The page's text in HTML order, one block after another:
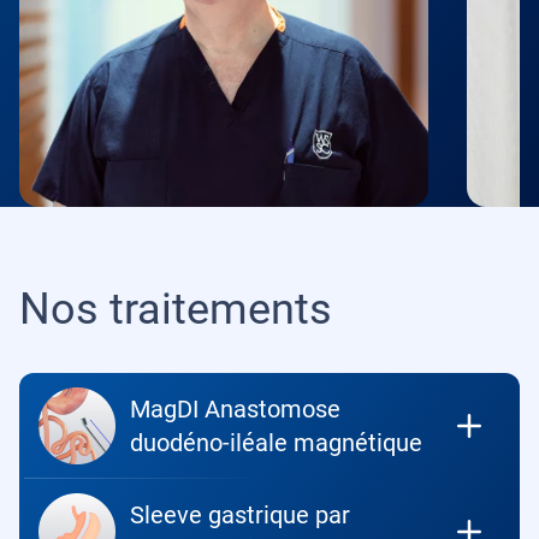
Nos traitements
MagDI Anastomose
duodéno-iléale magnétique
Sleeve gastrique par